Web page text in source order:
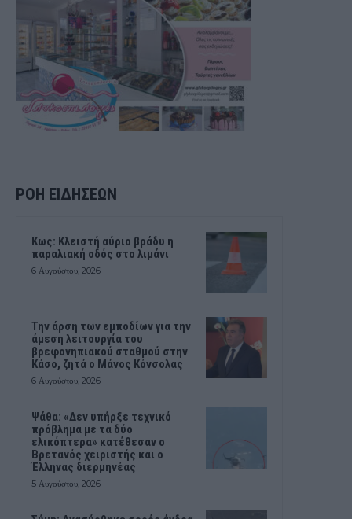
ΡΟΗ ΕΙΔΗΣΕΩΝ
Κως: Κλειστή αύριο βράδυ η
παραλιακή οδός στο λιμάνι
6 Αυγούστου, 2026
Την άρση των εμποδίων για την
άμεση λειτουργία του
βρεφονηπιακού σταθμού στην
Κάσο, ζητά ο Μάνος Κόνσολας
6 Αυγούστου, 2026
Ψάθα: «Δεν υπήρξε τεχνικό
πρόβλημα με τα δύο
ελικόπτερα» κατέθεσαν ο
Βρετανός χειριστής και ο
Έλληνας διερμηνέας
5 Αυγούστου, 2026